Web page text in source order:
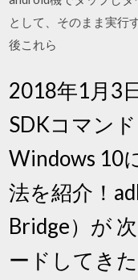
として、そのまま実行
後これら
2018年1月3
SDKコマン
Windows 10
法を紹介！
Bridge）が
ードしてき